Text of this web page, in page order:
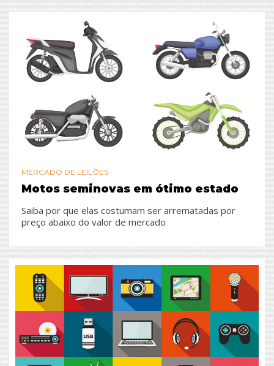
MERCADO DE LEILÕES
Motos seminovas em ótimo estado
Saiba por que elas costumam ser arrematadas por
preço abaixo do valor de mercado